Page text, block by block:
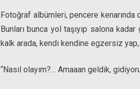
Fotoğraf albümleri, pencere kenarında
Bunları bunca yol taşıyıp salona
kalk arada, kendi kendine egzersiz yap,
“Nasıl olayım?… Amaaan geldik,